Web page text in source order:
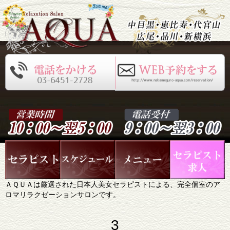
ＡＱＵＡは厳選された日本人美女セラピストによる、完全個室のア
ロマリラクゼーションサロンです。
3